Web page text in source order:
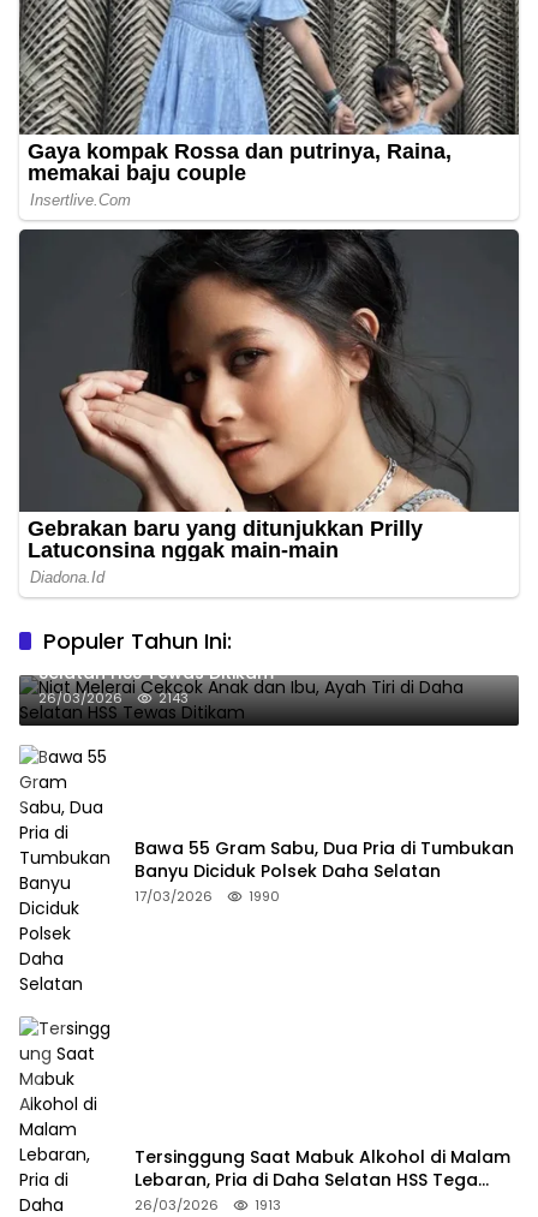
Populer Tahun Ini:
Niat Melerai Cekcok Anak dan Ibu, Ayah Tiri di Daha
Selatan HSS Tewas Ditikam
26/03/2026 2143
Bawa 55 Gram Sabu, Dua Pria di Tumbukan
Banyu Diciduk Polsek Daha Selatan
17/03/2026 1990
Tersinggung Saat Mabuk Alkohol di Malam
Lebaran, Pria di Daha Selatan HSS Tega
Tusuk Teman Sendiri
26/03/2026 1913